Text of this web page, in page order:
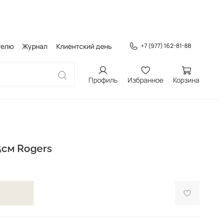
Журнал Клиентский день +7 (977) 162-81-88
Профиль Избранное Корзина
Rogers